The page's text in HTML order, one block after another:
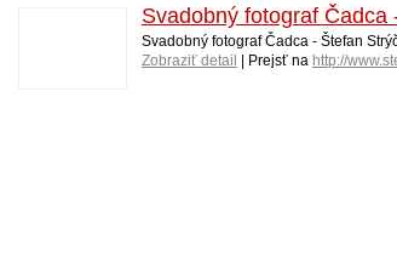
Svadobný fotograf Čadca
Svadobný fotograf Čadca - Štefan
Zobraziť detail
| Prejsť na http://